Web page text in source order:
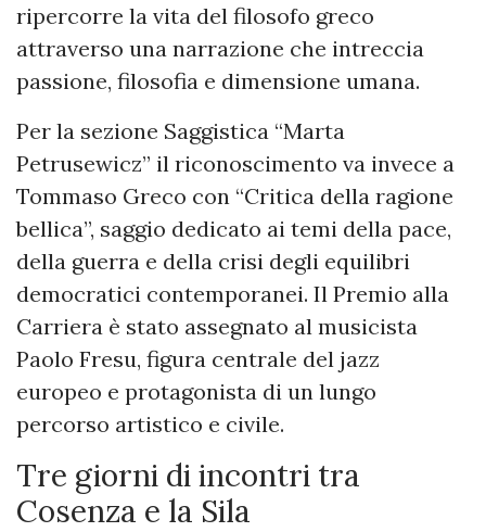
ripercorre la vita del filosofo greco
attraverso una narrazione che intreccia
passione, filosofia e dimensione umana.
Per la sezione Saggistica “Marta
Petrusewicz” il riconoscimento va invece a
Tommaso Greco con “Critica della ragione
bellica”, saggio dedicato ai temi della pace,
della guerra e della crisi degli equilibri
democratici contemporanei. Il Premio alla
Carriera è stato assegnato al musicista
Paolo Fresu, figura centrale del jazz
europeo e protagonista di un lungo
percorso artistico e civile.
Tre giorni di incontri tra
Cosenza e la Sila